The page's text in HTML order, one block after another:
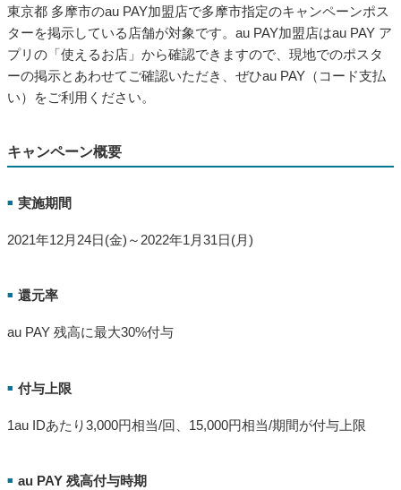
東京都 多摩市のau PAY加盟店で多摩市指定のキャンペーンポス
ターを掲示している店舗が対象です。au PAY加盟店はau PAY ア
プリの「使えるお店」から確認できますので、現地でのポスタ
ーの掲示とあわせてご確認いただき、ぜひau PAY（コード支払
い）をご利用ください。
キャンペーン概要
■ 実施期間
2021年12月24日(金)～2022年1月31日(月)
■ 還元率
au PAY 残高に最大30%付与
■ 付与上限
1au IDあたり3,000円相当/回、15,000円相当/期間が付与上限
■ au PAY 残高付与時期